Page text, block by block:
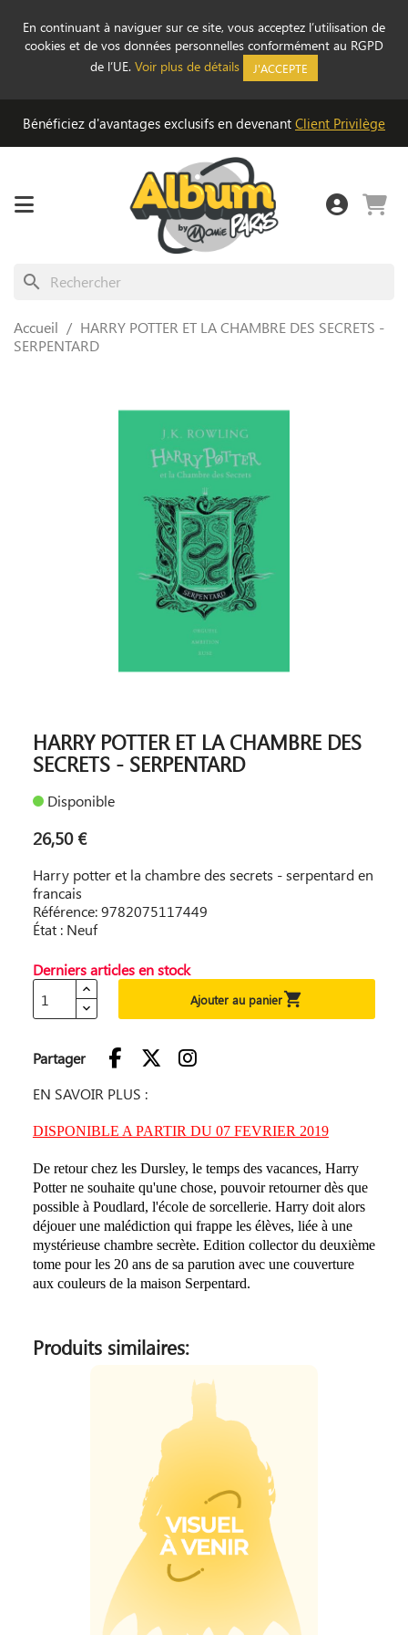
En continuant à naviguer sur ce site, vous acceptez l’utilisation de
cookies et de vos données personnelles conformément au RGPD
de l’UE. Voir plus de détails J'ACCEPTE
Bénéficiez d'avantages exclusifs en devenant Client Privilège
search
Accueil
HARRY POTTER ET LA CHAMBRE DES SECRETS -
SERPENTARD
HARRY POTTER ET LA CHAMBRE DES
SECRETS - SERPENTARD
Disponible
26,50 €
Harry potter et la chambre des secrets - serpentard en
francais
Référence: 9782075117449
État : Neuf
Derniers articles en stock
Ajouter au panier
Partager
EN SAVOIR PLUS :
DISPONIBLE A PARTIR DU 07 FEVRIER 2019
De retour chez les Dursley, le temps des vacances, Harry
Potter ne souhaite qu'une chose, pouvoir retourner dès que
possible à Poudlard, l'école de sorcellerie. Harry doit alors
déjouer une malédiction qui frappe les élèves, liée à une
mystérieuse chambre secrète. Edition collector du deuxième
tome pour les 20 ans de sa parution avec une couverture
aux couleurs de la maison Serpentard.
Produits similaires: